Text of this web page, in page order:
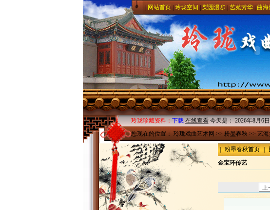
网站首页| 玲珑空间 梨园漫步| 艺苑芳华| 曲海
玲珑珍藏资料：下载 在线查看今天是：2026年8月6
您现在的位置：玲珑戏曲艺术网>>粉墨春秋>>艺海
| 粉墨春秋首页
金宝环传艺